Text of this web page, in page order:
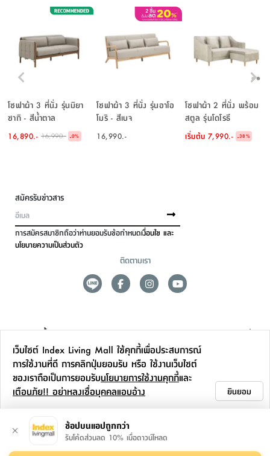
โซฟาผ้า 3 ที่นั่ง รุ่นมิยา
ซากิ - สีน้ำตาล
16,890.- 16,990.- -0%
โซฟาผ้า 3 ที่นั่ง รุ่นอาโอ
โมริ - สีเบจ
16,990.-
โซฟาผ้า 2 ที่นั่ง พร้อม
สตูล รุ่นโดโรธี
เริ่มต้น 7,990.- -38%
สมัครรับข่าวสาร
การสมัครสมาชิกถือว่าท่านยอมรับข้อกำหนดเงื่อนไข และ
นโยบายความเป็นส่วนตัว
ติดตามเรา
ดูแลลูกค้า
สาขาและการบริการ
ข้อมูลเพิ่มเติม
เว็บไซต์ Index Living Mall ใช้คุกกี้เพื่อประสบการณ์
การใช้งานที่ดี การคลิกปุ่มยอมรับ หรือ ใช้งานเว็บไซต์
ของเราถือเป็นการยอมรับนโยบายการใช้งานคุกกี้และ
เตือนภัย!! อย่าหลงเชื่อบุคคลแอบอ้าง
ยินยอม
ช้อปบนแอปถูกกว่า
รับโค้ดส่วนลด 10% เมื่อดาวน์โหลด